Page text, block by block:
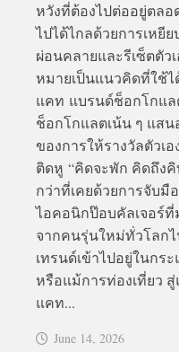
หวังที่ต้องไปต่ออยู่ตล
ไปได้ไกลด้วยการเหยี
ผ่อนคลายและรีเซ็ตตัว
หมายเป็นแนวคิดที่ใช้
แคท แบรนด์ช็อกโกแล
ช็อกโกแลตเน้น ๆ แส
ของการให้รางวัลตัวเ
ติดหู “คิดจะพัก คิดถึง
กว่าที่เคยด้วยการจับ
ไอคอนิกป๊อบคัลเจอร์
จากคนรุ่นใหม่ทั่วโลก
เทรนด์เข้าไปอยู่ในกร
หรือแม้การท่องเที่ยว
แคท...
June 14, 2026